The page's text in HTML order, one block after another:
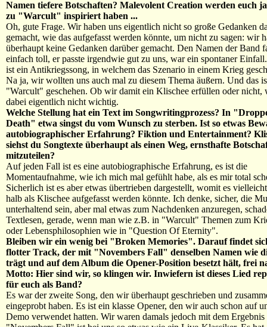
Namen tiefere Botschaften? Malevolent Creation werden euch
zu "Warcult" inspiriert haben ...
Oh, gute Frage. Wir haben uns eigentlich nicht so große Gedanken
gemacht, wie das aufgefasst werden könnte, um nicht zu sagen: wir
überhaupt keine Gedanken darüber gemacht. Den Namen der Band
einfach toll, er passte irgendwie gut zu uns, war ein spontaner
ist ein Antikriegssong, in welchem das Szenario in einem Krieg
Na ja, wir wollten uns auch mal zu diesem Thema äußern. Und das
"Warcult" geschehen. Ob wir damit ein Klischee erfüllen oder nicht,
dabei eigentlich nicht wichtig.
Welche Stellung hat ein Text im Songwritingprozess? In
Death" etwa singst du vom Wunsch zu sterben. Ist so etwas
autobiographischer Erfahrung? Fiktion und Entertainment?
siehst du Songtexte überhaupt als einen Weg, ernsthafte
mitzuteilen?
Auf jeden Fall ist es eine autobiographische Erfahrung, es ist die
Momentaufnahme, wie ich mich mal gefühlt habe, als es mir total
Sicherlich ist es aber etwas übertrieben dargestellt, womit es
halb als Klischee aufgefasst werden könnte. Ich denke, sicher, die
unterhaltend sein, aber mal etwas zum Nachdenken anzuregen,
Textlesen, gerade, wenn man wie z.B. in "Warcult" Themen zum
oder Lebensphilosophien wie in "Question Of Eternity".
Bleiben wir ein wenig bei "Broken Memories". Darauf findet
flotter Track, der mit "Novembers Fall" denselben Namen wie
trägt und auf dem Album die Opener-Position besetzt hält, frei
Motto: Hier sind wir, so klingen wir. Inwiefern ist dieses Lied
für euch als Band?
Es war der zweite Song, den wir überhaupt geschrieben und
eingeprobt haben. Es ist ein klasse Opener, den wir auch schon auf
Demo verwendet hatten. Wir waren damals jedoch mit dem